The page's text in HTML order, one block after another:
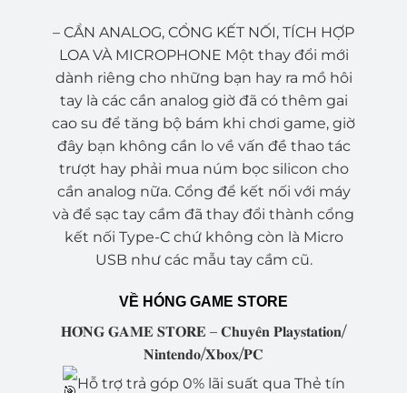
– CẦN ANALOG, CỔNG KẾT NỐI, TÍCH HỢP
LOA VÀ MICROPHONE Một thay đổi mới
dành riêng cho những bạn hay ra mồ hôi
tay là các cần analog giờ đã có thêm gai
cao su để tăng bộ bám khi chơi game, giờ
đây bạn không cần lo về vấn đề thao tác
trượt hay phải mua núm bọc silicon cho
cần analog nữa. Cổng để kết nối với máy
và để sạc tay cầm đã thay đổi thành cổng
kết nối Type-C chứ không còn là Micro
USB như các mẫu tay cầm cũ.
VỀ HÓNG GAME STORE
𝐇𝐎́𝐍𝐆 𝐆𝐀𝐌𝐄 𝐒𝐓𝐎𝐑𝐄 – 𝐂𝐡𝐮𝐲𝐞̂𝐧 𝐏𝐥𝐚𝐲𝐬𝐭𝐚𝐭𝐢𝐨𝐧/
𝐍𝐢𝐧𝐭𝐞𝐧𝐝𝐨/𝐗𝐛𝐨𝐱/𝐏𝐂
Hỗ trợ trả góp 0% lãi suất qua Thẻ tín